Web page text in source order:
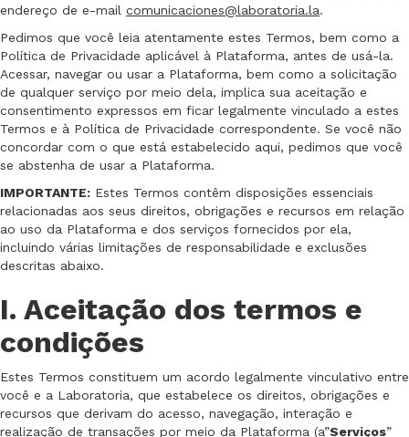
endereço de e-mail comunicaciones@laboratoria.la.
Pedimos que você leia atentamente estes Termos, bem como a
Política de Privacidade aplicável à Plataforma, antes de usá-la.
Acessar, navegar ou usar a Plataforma, bem como a solicitação
de qualquer serviço por meio dela, implica sua aceitação e
consentimento expressos em ficar legalmente vinculado a estes
Termos e à Política de Privacidade correspondente. Se você não
concordar com o que está estabelecido aqui, pedimos que você
se abstenha de usar a Plataforma.
IMPORTANTE: Estes Termos contêm disposições essenciais
relacionadas aos seus direitos, obrigações e recursos em relação
ao uso da Plataforma e dos serviços fornecidos por ela,
incluindo várias limitações de responsabilidade e exclusões
descritas abaixo.
I. Aceitação dos termos e
condições
Estes Termos constituem um acordo legalmente vinculativo entre
você e a Laboratoria, que estabelece os direitos, obrigações e
recursos que derivam do acesso, navegação, interação e
realização de transações por meio da Plataforma (a”Serviços”